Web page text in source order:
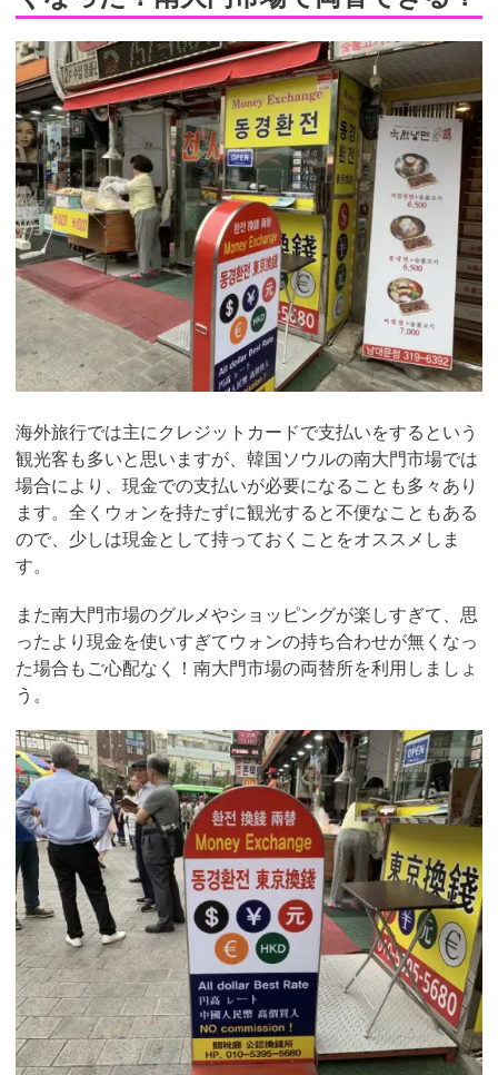
海外旅行では主にクレジットカードで支払いをするという
観光客も多いと思いますが、韓国ソウルの南大門市場では
場合により、現金での支払いが必要になることも多々あり
ます。全くウォンを持たずに観光すると不便なこともある
ので、少しは現金として持っておくことをオススメしま
す。
また南大門市場のグルメやショッピングが楽しすぎて、思
ったより現金を使いすぎてウォンの持ち合わせが無くなっ
た場合もご心配なく！南大門市場の両替所を利用しましょ
う。